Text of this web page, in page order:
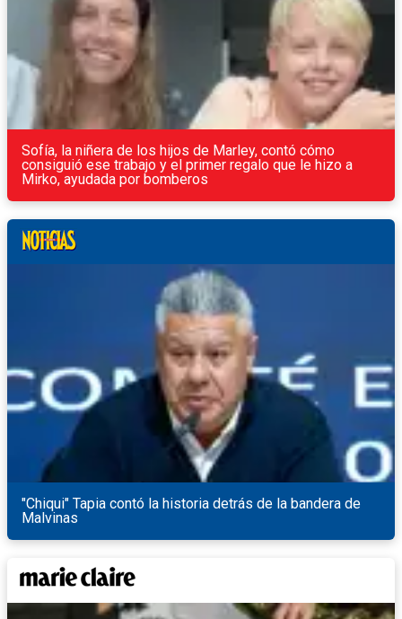
Sofía, la niñera de los hijos de Marley, contó cómo
consiguió ese trabajo y el primer regalo que le hizo a
Mirko, ayudada por bomberos
"Chiqui" Tapia contó la historia detrás de la bandera de
Malvinas